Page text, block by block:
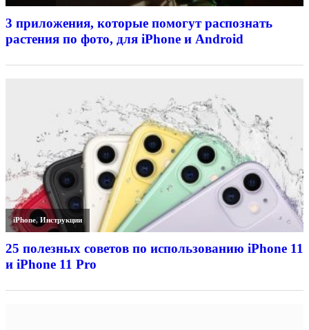
3 приложения, которые помогут распознать
растения по фото, для iPhone и Android
iPhone,Инструкции
25 полезных советов по использованию iPhone 11
и iPhone 11 Pro